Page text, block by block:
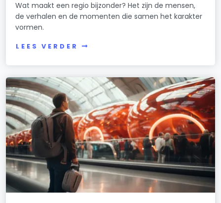
Wat maakt een regio bijzonder? Het zijn de mensen,
de verhalen en de momenten die samen het karakter
vormen.
LEES VERDER